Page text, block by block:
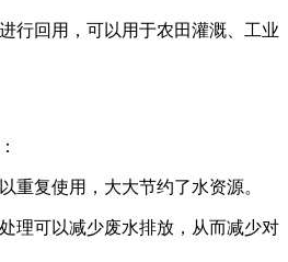
行回用，可以用于农田灌溉、工业
重复使用，大大节约了水资源。
理可以减少废水排放，从而减少对